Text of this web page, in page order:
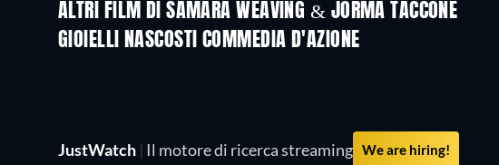
ALTRI FILM DI SAMARA WEAVING & JORMA TACCONE
GIOIELLI NASCOSTI COMMEDIA D'AZIONE
JustWatch | Il motore di ricerca streaming We are hiring!